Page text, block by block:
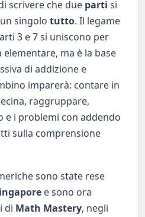
scrivere che due parti si
singolotutto. Il legame
3 e 7 si uniscono per
ma è la base
di addizione e
imparerà: contare in
raggruppare,
i problemi con addendo
sulla comprensione
sono state rese
e sono ora
di Math Mastery, negli